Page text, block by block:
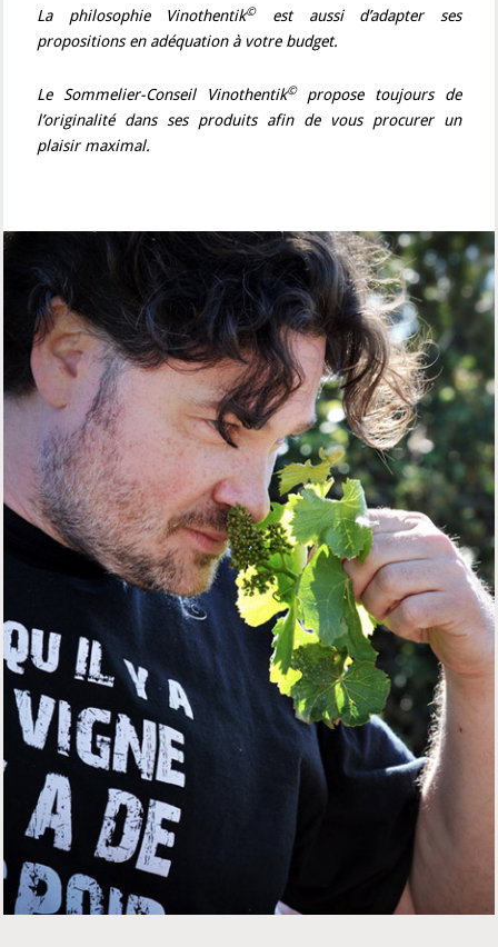
La philosophie Vinothentik©est aussi d’adapter ses
propositions en adéquation à votre budget.
Le Sommelier-Conseil Vinothentik©propose toujours de
l’originalité dans ses produits afin de vous procurer un
plaisir maximal.